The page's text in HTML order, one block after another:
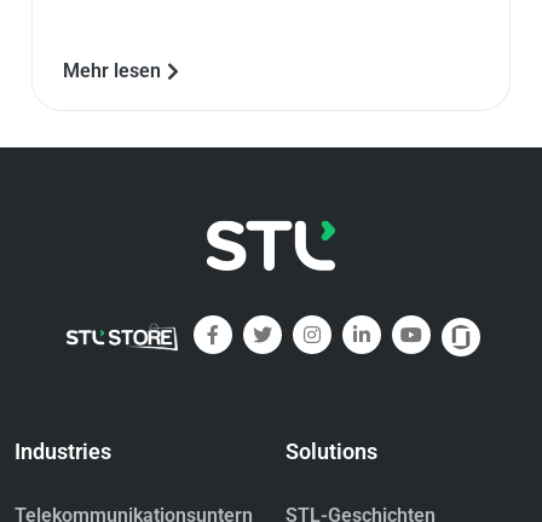
Mehr lesen
Industries
Telekommunikationsuntern
Solutions
STL-Geschichten